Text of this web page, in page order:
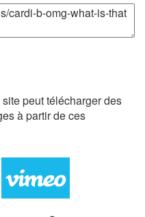
peut télécharger des
à partir de ces